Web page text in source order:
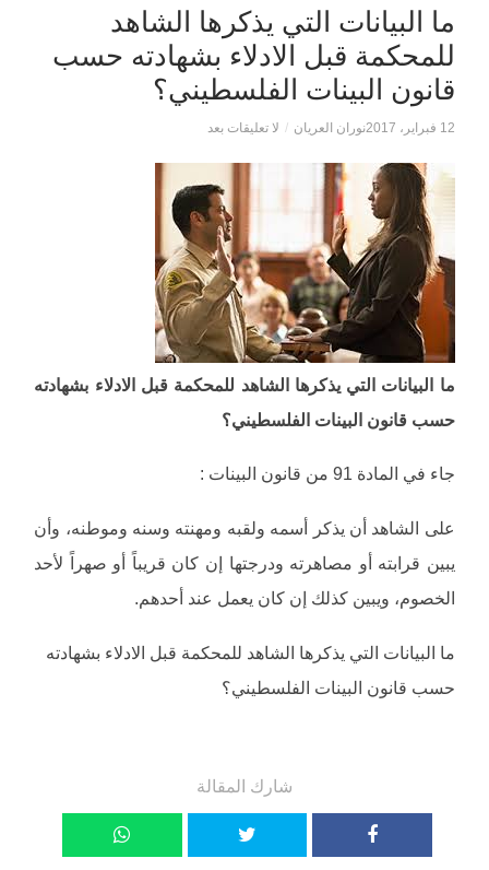
ما البيانات التي يذكرها الشاهد
للمحكمة قبل الادلاء بشهادته حسب
قانون البينات الفلسطيني؟
12 فبراير، 2017 نوران العريان / لا تعليقات بعد
ما البيانات التي يذكرها الشاهد للمحكمة قبل الادلاء بشهادته
حسب قانون البينات الفلسطيني؟
جاء في المادة 91 من قانون البينات :
على الشاهد أن يذكر أسمه ولقبه ومهنته وسنه وموطنه، وأن
يبين قرابته أو مصاهرته ودرجتها إن كان قريباً أو صهراً لأحد
الخصوم، ويبين كذلك إن كان يعمل عند أحدهم.
ما البيانات التي يذكرها الشاهد للمحكمة قبل الادلاء بشهادته
حسب قانون البينات الفلسطيني؟
شارك المقالة